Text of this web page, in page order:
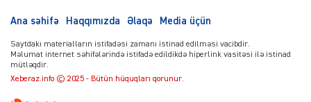
Ana səhifə Haqqımızda Əlaqə Media üçün
Saytdakı materialların istifadəsi zamanı istinad edilməsi vacibdir.
Məlumat internet səhifələrində istifadə edildikdə hiperlink vasitəsi ilə istinad
mütləqdir.
Xeberaz.info © 2025 - Bütün hüquqları qorunur.